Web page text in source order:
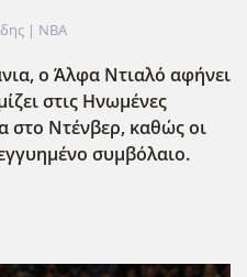
| NBA
ο Άλφα Ντιαλό αφήνει
στις Ηνωμένες
στο Ντένβερ, καθώς οι
συμβόλαιο.